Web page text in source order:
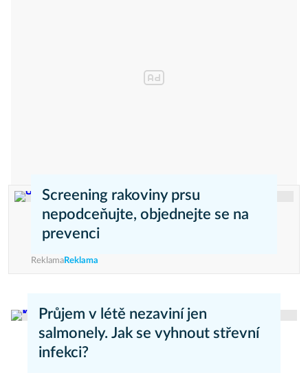
Screening rakoviny prsu
nepodceňujte, objednejte se na
prevenci
ReklamaReklama
Průjem v létě nezaviní jen
salmonely. Jak se vyhnout střevní
infekci?